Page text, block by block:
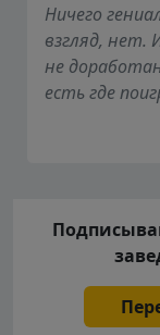
Ничего
взгляд,
не
есть где